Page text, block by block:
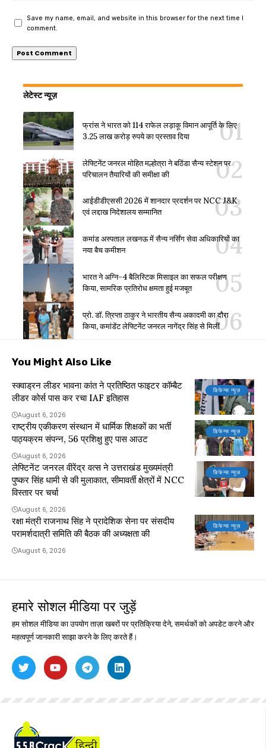
Save my name, email, and website in this browser for the next time I
comment.
लेटेस्ट न्यूज़
फ्रांस ने भारत को 114 राफेल लड़ाकू विमान आपूर्ति के लिए
3.25 लाख करोड़ रुपये का प्रस्ताव दिया
लेफ्टिनेंट जनरल मोहित मल्होत्रा ने बठिंडा सैन्य स्टेशन पर
परिचालन तैयारियों की समीक्षा की
आईडीडीएससी 2026 में शानदार प्रदर्शन पर NCC J&K
एवं लद्दाख निदेशालय सम्मानित
कमांड अस्पताल लखनऊ में सैन्य नर्सिंग सेवा अधिकारियों का
नया बैच कमीशन
भारत ने अग्नि-4 बैलिस्टिक मिसाइल का सफल परीक्षण
किया, सामरिक प्रतिरोध क्षमता हुई मजबूत
प्रो. डॉ. त्रिप्ता ठाकुर ने भारतीय सैन्य अकादमी का दौरा
किया, कमांडेंट लेफ्टिनेंट जनरल नागेंद्र सिंह से मिलीं
You Might Also Like
डिफेन्स न्यूज़
स्क्वाड्रन लीडर भावना कांत ने प्रतिष्ठित फाइटर कॉम्बैट
लीडर कोर्स पास कर रचा IAF इतिहास
August 6, 2026
डिफेन्स न्यूज़
राष्ट्रीय एकीकरण संस्थान में धार्मिक शिक्षकों का भर्ती
पाठ्यक्रम संपन्न, 56 प्रशिक्षु हुए पास आउट
August 6, 2026
डिफेन्स न्यूज़
लेफ्टिनेंट जनरल वीरेंद्र वत्स ने उत्तराखंड मुख्यमंत्री
पुष्कर सिंह धामी से की मुलाकात, सीमावर्ती क्षेत्रों में NCC
विस्तार पर चर्चा
August 6, 2026
डिफेन्स न्यूज़
रक्षा मंत्री राजनाथ सिंह ने प्रादेशिक सेना पर संसदीय
परामर्शदात्री समिति की बैठक की अध्यक्षता की
August 6, 2026
हमारे सोशल मीडिया पर जुड़ें
हम सोशल मीडिया का उपयोग ताज़ा खबरों पर प्रतिक्रिया देने, समर्थकों को अपडेट करने और
महत्वपूर्ण जानकारी साझा करने के लिए करते हैं।